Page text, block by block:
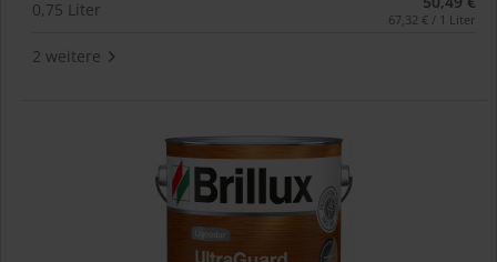
0,75 Liter 67,32 € / 1 Liter
2 weitere